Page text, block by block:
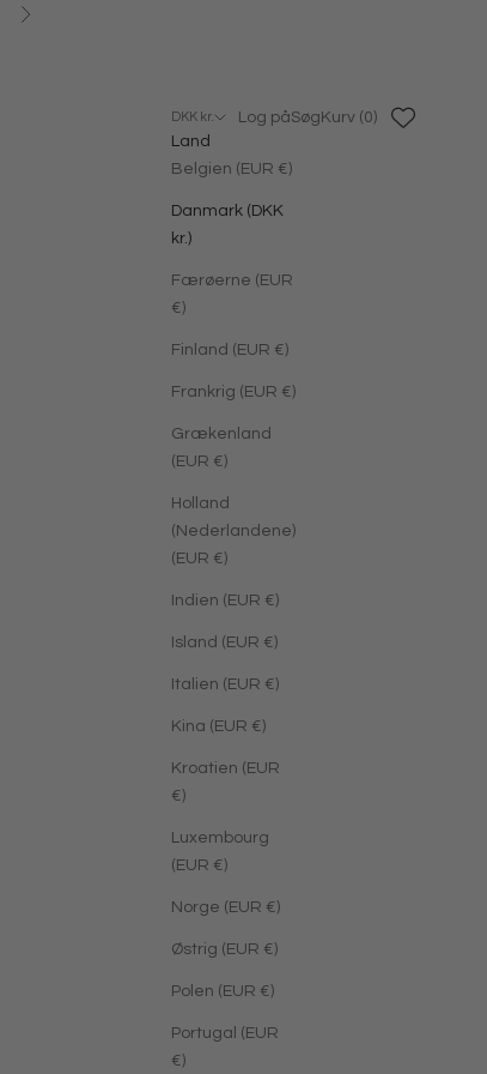
Næste
DKK kr.
Land
Belgien (EUR €)
Danmark (DKK
kr.)
Færøerne (EUR
€)
Finland (EUR €)
Frankrig (EUR €)
Grækenland
(EUR €)
Holland
(Nederlandene)
(EUR €)
Indien (EUR €)
Island (EUR €)
Italien (EUR €)
Kina (EUR €)
Kroatien (EUR
€)
Luxembourg
(EUR €)
Norge (EUR €)
Østrig (EUR €)
Polen (EUR €)
Portugal (EUR
€)
Log på
Log påSøg
SøgKurv
Kurv (0)